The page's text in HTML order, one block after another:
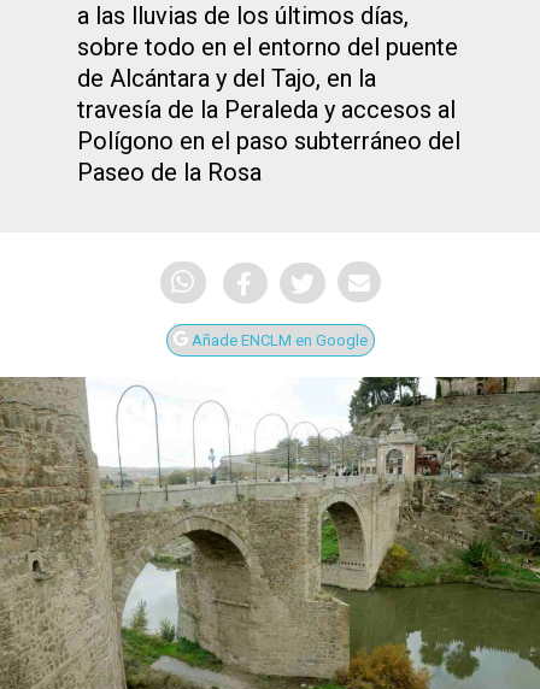
a las lluvias de los últimos días,
sobre todo en el entorno del puente
de Alcántara y del Tajo, en la
travesía de la Peraleda y accesos al
Polígono en el paso subterráneo del
Paseo de la Rosa
Añade ENCLM en Google